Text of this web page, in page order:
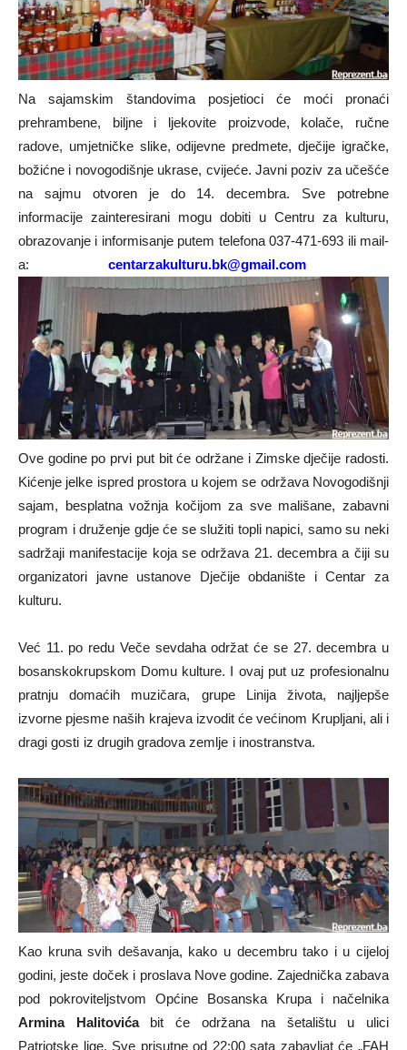
Na sajamskim štandovima posjetioci će moći pronaći
prehrambene, biljne i ljekovite proizvode, kolače, ručne
radove, umjetničke slike, odijevne predmete, dječije igračke,
božićne i novogodišnje ukrase, cvijeće. Javni poziv za učešće
na sajmu otvoren je do 14. decembra. Sve potrebne
informacije zainteresirani mogu dobiti u Centru za kulturu,
obrazovanje i informisanje putem telefona 037-471-693 ili mail-
a: centarzakulturu.bk@gmail.com
Ove godine po prvi put bit će održane i Zimske dječije radosti.
Kićenje jelke ispred prostora u kojem se održava Novogodišnji
sajam, besplatna vožnja kočijom za sve mališane, zabavni
program i druženje gdje će se služiti topli napici, samo su neki
sadržaji manifestacije koja se održava 21. decembra a čiji su
organizatori javne ustanove Dječije obdanište i Centar za
kulturu.
Već 11. po redu Veče sevdaha održat će se 27. decembra u
bosanskokrupskom Domu kulture. I ovaj put uz profesionalnu
pratnju domaćih muzičara, grupe Linija života, najljepše
izvorne pjesme naših krajeva izvodit će većinom Krupljani, ali i
dragi gosti iz drugih gradova zemlje i inostranstva.
Kao kruna svih dešavanja, kako u decembru tako i u cijeloj
godini, jeste doček i proslava Nove godine. Zajednička zabava
pod pokroviteljstvom Općine Bosanska Krupa i načelnika
Armina Halitovićabit će održana na šetalištu u ulici
Patriotske lige. Sve prisutne od 22:00 sata zabavljat će „FAH